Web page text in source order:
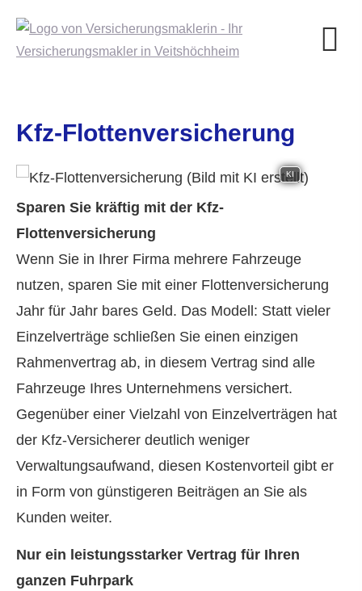
Kfz-Flottenversicherung
KI
Sparen Sie kräftig mit der Kfz-
Flottenversicherung
Wenn Sie in Ihrer Firma mehrere Fahrzeuge
nutzen, sparen Sie mit einer Flottenversicherung
Jahr für Jahr bares Geld. Das Modell: Statt vieler
Einzelverträge schließen Sie einen einzigen
Rahmenvertrag ab, in diesem Vertrag sind alle
Fahrzeuge Ihres Unternehmens versichert.
Gegenüber einer Vielzahl von Einzelverträgen hat
der Kfz-Versicherer deutlich weniger
Verwaltungsaufwand, diesen Kostenvorteil gibt er
in Form von günstigeren Beiträgen an Sie als
Kunden weiter.
Nur ein leistungsstarker Vertrag für Ihren
ganzen Fuhrpark